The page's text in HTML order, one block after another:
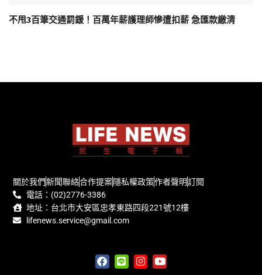
不甩3百筆交通罰鍰！百萬年薪護理師慘遭扣薪 急匯款繳清
關於我們新聞聯絡合作提案隱私權政策作者聲明訂閱
電話：(02)2776-3386
地址：台北市大安區忠孝東路四段221號12樓
lifenews.service@gmail.com